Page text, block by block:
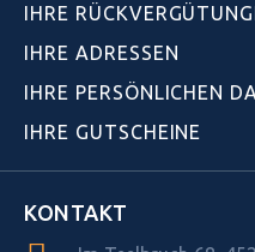
IHRE
IHRE ADRESSEN
IHRE PERSÖNLICHEN
IHRE GUTSCHEINE
KONTAKT